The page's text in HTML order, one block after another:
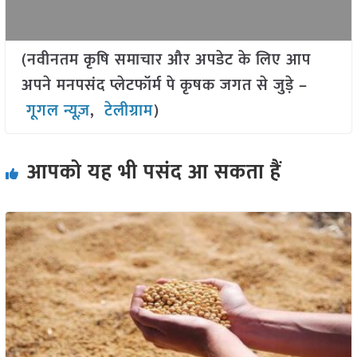
(नवीनतम कृषि समाचार और अपडेट के लिए आप
अपने मनपसंद प्लेटफॉर्म पे कृषक जगत से जुड़े –
गूगल न्यूज़,टेलीग्राम)
आपको यह भी पसंद आ सकता हैं